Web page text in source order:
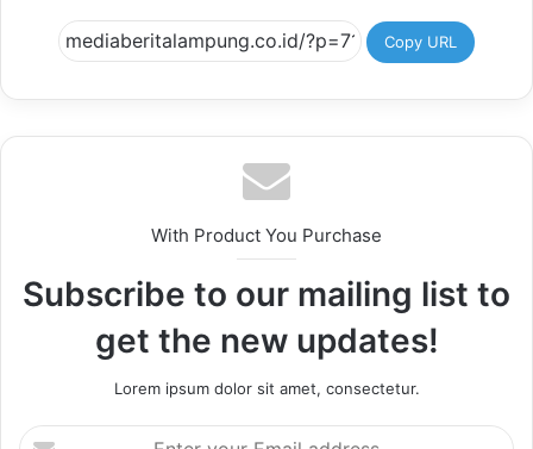
Copy URL
With Product You Purchase
Subscribe to our mailing list to
get the new updates!
Lorem ipsum dolor sit amet, consectetur.
Enter